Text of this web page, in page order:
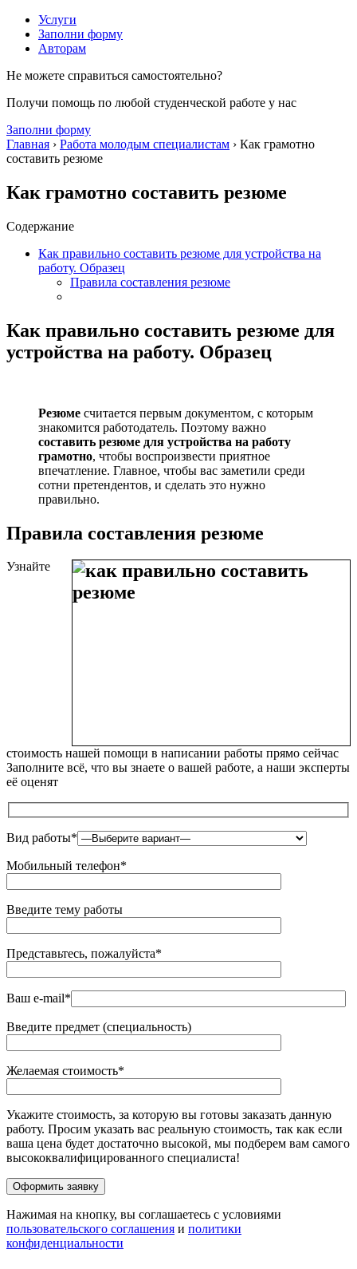
Услуги
Заполни форму
Авторам
Не можете справиться самостоятельно?
Получи помощь по любой студенческой работе у нас
Заполни форму
Главная › Работа молодым специалистам › Как грамотно
составить резюме
Как грамотно составить резюме
Содержание
Как правильно составить резюме для устройства на
работу. Образец
Правила составления резюме
Как правильно составить резюме для
устройства на работу. Образец
Резюме считается первым документом, с которым
знакомится работодатель. Поэтому важно
составить резюме для устройства на работу
грамотно, чтобы воспроизвести приятное
впечатление. Главное, чтобы вас заметили среди
сотни претендентов, и сделать это нужно
правильно.
Правила составления резюме
Узнайте
стоимость нашей помощи в написании работы прямо сейчас
Заполните всё, что вы знаете о вашей работе, а наши эксперты
её оценят
Вид работы*
Мобильный телефон*
Введите тему работы
Представьтесь, пожалуйста*
Ваш e-mail*
Введите предмет (специальность)
Желаемая стоимость*
Укажите стоимость, за которую вы готовы заказать данную
работу. Просим указать вас реальную стоимость, так как если
ваша цена будет достаточно высокой, мы подберем вам самого
высококвалифицированного специалиста!
Нажимая на кнопку, вы соглашаетесь с условиями
пользовательского соглашения и политики
конфиденциальности